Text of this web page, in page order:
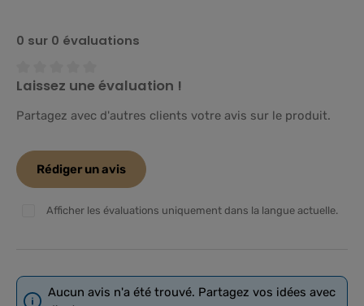
0 sur 0 évaluations
Note moyenne de 0 sur 5 étoiles
Laissez une évaluation !
Partagez avec d'autres clients votre avis sur le produit.
Rédiger un avis
Afficher les évaluations uniquement dans la langue actuelle.
Aucun avis n'a été trouvé. Partagez vos idées avec